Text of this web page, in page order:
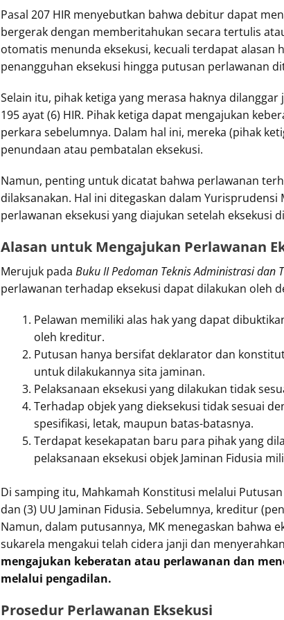
Pasal 207 HIR menyebutkan bahwa debitur dapat
bergerak dengan memberitahukan secara tertulis
otomatis menunda eksekusi, kecuali terdapat alasan
penangguhan eksekusi hingga putusan perlawanan
Selain itu, pihak ketiga yang merasa haknya
195 ayat (6) HIR. Pihak ketiga dapat mengajukan
perkara sebelumnya. Dalam hal ini, mereka (pihak
penundaan atau pembatalan eksekusi.
Namun, penting untuk dicatat bahwa perlawanan
dilaksanakan. Hal ini ditegaskan dalam Yurisprudensi
perlawanan eksekusi yang diajukan setelah eksekusi
Alasan untuk Mengajukan Perlawanan
Merujuk pada Buku II Pedoman Teknis Administrasi dan
perlawanan terhadap eksekusi dapat dilakukan oleh
Pelawan memiliki alas hak yang dapat
oleh kreditur.
Putusan hanya bersifat deklarator dan
untuk dilakukannya sita jaminan.
Pelaksanaan eksekusi yang dilakukan tidak
Terhadap objek yang dieksekusi tidak sesuai
spesifikasi, letak, maupun batas-batasnya.
Terdapat kesekapatan baru para pihak yang
pelaksanaan eksekusi objek Jaminan Fidusia
Di samping itu, Mahkamah Konstitusi melalui
dan (3) UU Jaminan Fidusia. Sebelumnya, kreditur
Namun, dalam putusannya, MK menegaskan bahwa
sukarela mengakui telah cidera janji dan
mengajukan keberatan atau perlawanan dan
melalui pengadilan.
Prosedur Perlawanan Eksekusi